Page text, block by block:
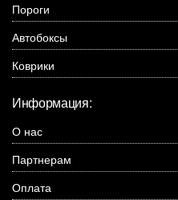
Пороги
Автобоксы
Коврики
Информация:
О нас
Партнерам
Оплата